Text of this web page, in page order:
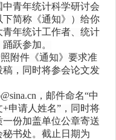
中青年统计科学研讨会
简称《通知》）给你
年统计工作者、统计
跃参加。
附件《通知》要求准
，同时将参会论文发
，邮件命名“中
申请人姓名”，同时将
份加盖单位公章寄送
书处。截止日期为